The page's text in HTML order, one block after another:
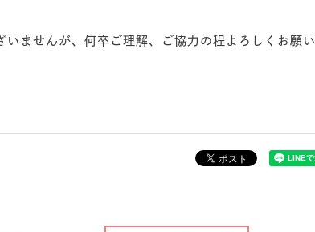
ませんが、何卒ご理解、ご協力の程よろしくお願